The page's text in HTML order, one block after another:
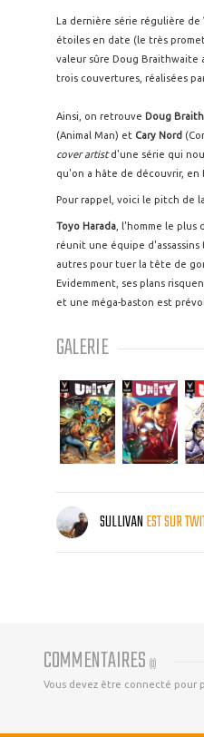
La dernière série régulière de
étoiles en date (le très
valeur sûre Doug Braithwaite
trois couvertures, réalisées
Ainsi, on retrouve Doug
(Animal Man) et Cary Nord
cover artistd'une série qui
qu'on a hâte de découvrir, en
Pour rappel, voici le pitch de
Toyo Harada , l'homme le plus
réunit une équipe
autres pour tuer la tête de
Evidemment, ses plans
et une méga-baston est
GALERIE
SULLIVANEST SUR
COMMENTAIRES (0)
Vous devez être connecté pour